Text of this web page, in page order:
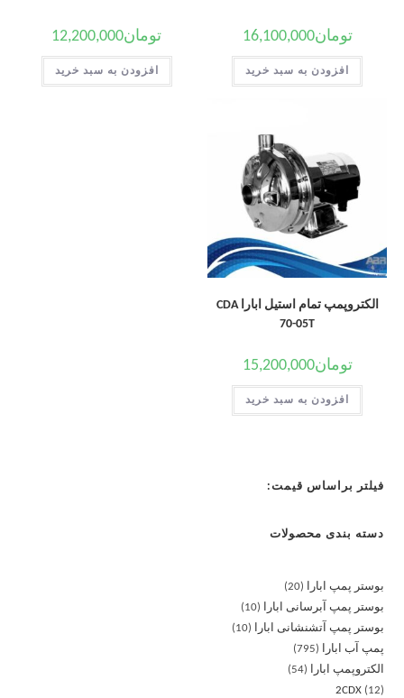
تومان16,100,000
افزودن به سبد خرید
تومان12,200,000
افزودن به سبد خرید
الکتروپمپ تمام استیل ابارا CDA
70-05T
تومان15,200,000
افزودن به سبد خرید
فیلتر براساس قیمت:
دسته بندی محصولات
بوستر پمپ ابارا
20
بوستر پمپ آبرسانی ابارا
10
بوستر پمپ آتشنشانی ابارا
10
پمپ آب ابارا
795
الکتروپمپ ابارا
54
2CDX
12